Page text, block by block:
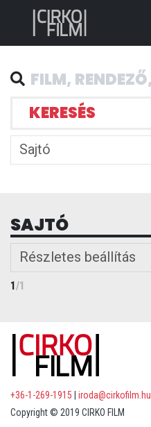
KERESÉS
Sajtó
SAJTÓ
Részletes beállítás
1/1
+36-1-269-1915
iroda@cirkofilm.hu
Copyright © 2019 CIRKO FILM